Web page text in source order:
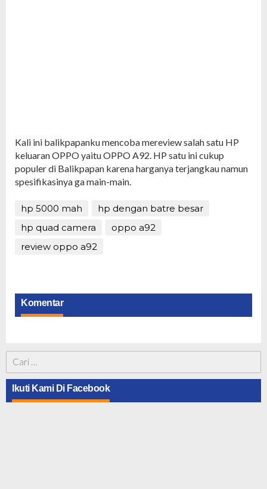
Kali ini balikpapanku mencoba mereview salah satu HP
keluaran OPPO yaitu OPPO A92. HP satu ini cukup
populer di Balikpapan karena harganya terjangkau namun
spesifikasinya ga main-main.
hp 5000 mah
hp dengan batre besar
hp quad camera
oppo a92
review oppo a92
Komentar
Cari
untuk:
Ikuti Kami Di Facebook